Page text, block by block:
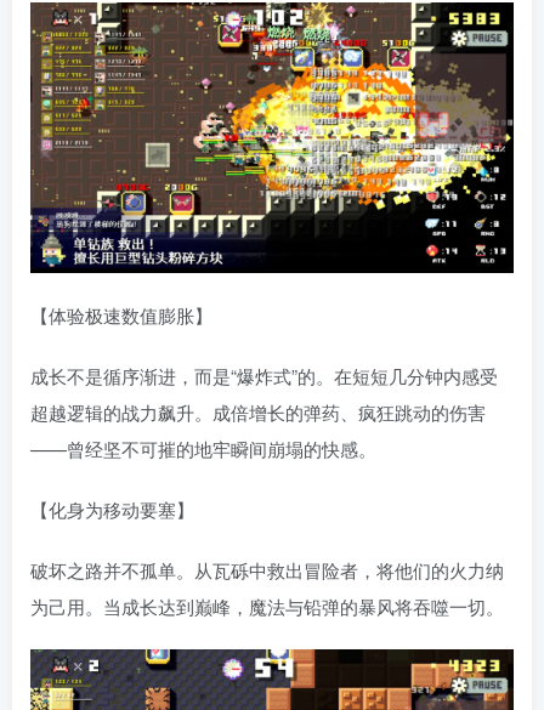
【体验极速数值膨胀】
成长不是循序渐进，而是“爆炸式”的。在短短几分钟内感受
超越逻辑的战力飙升。成倍增长的弹药、疯狂跳动的伤害
——曾经坚不可摧的地牢瞬间崩塌的快感。
【化身为移动要塞】
破坏之路并不孤单。从瓦砾中救出冒险者，将他们的火力纳
为己用。当成长达到巅峰，魔法与铅弹的暴风将吞噬一切。